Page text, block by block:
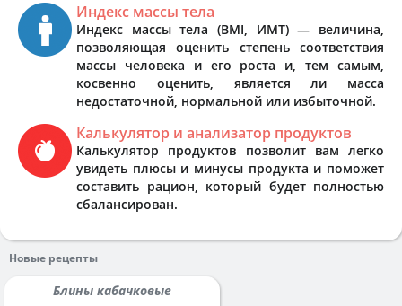
Индекс массы тела
Индекс массы тела (BMI, ИМТ) — величина,
позволяющая оценить степень соответствия
массы человека и его роста и, тем самым,
косвенно оценить, является ли масса
недостаточной, нормальной или избыточной.
Калькулятор и анализатор продуктов
Калькулятор продуктов позволит вам легко
увидеть плюсы и минусы продукта и поможет
составить рацион, который будет полностью
сбалансирован.
Новые рецепты
Блины кабачковые